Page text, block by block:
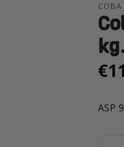
COBA
ASP